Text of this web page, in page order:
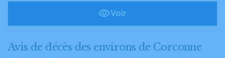
Voir
Avis de décès des environs de Corconne